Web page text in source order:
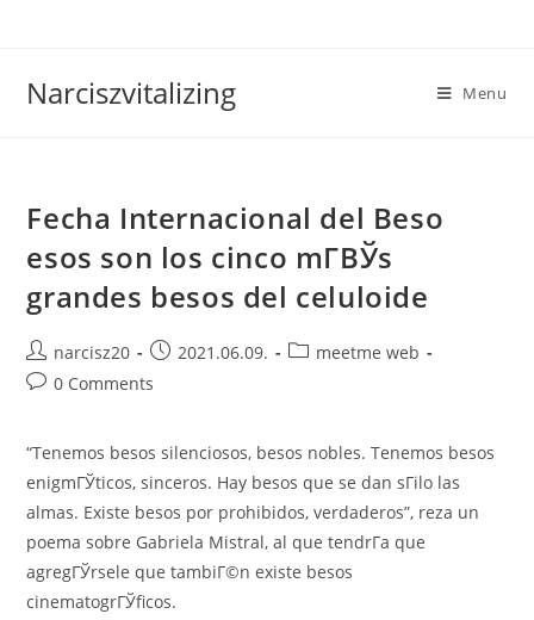
Narciszvitalizing Menu
Fecha Internacional del Beso
esos son los cinco mГ­ВЎs
grandes besos del celuloide
Post
author:
narcisz20
Post
published:
2021.06.09.
Postmeetme web
Post0 Comments
“Tenemos besos silenciosos, besos nobles. Tenemos besos
enigmГЎticos, sinceros. Hay besos que se dan sГіlo las
almas. Existe besos por prohibidos, verdaderos”, reza un
poema sobre Gabriela Mistral, al que tendrГ­a que
agregГЎrsele que tambiГ©n existe besos
cinematogrГЎficos.